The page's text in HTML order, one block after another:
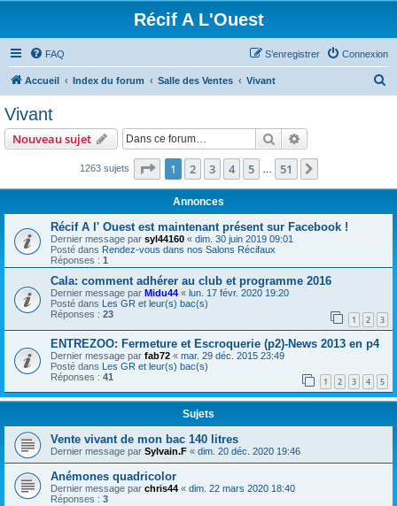
Récif A L'Ouest
FAQ Connexion
S’enregistrer
Accueil Index du forum Salle des Ventes Vivant
r
Vivant
Nouveau sujet Rechercher
1263 sujets Page 1sur51
1 2 3 4 5 51
Annonces
Récif A l' Ouest est maintenant présent sur Facebook !
Dernier message par syl44160 « dim. 30 juin 2019 09:01
Posté dans Rendez-vous dans nos Salons Récifaux
Réponses : 1
Cala: comment adhérer au club et programme 2016
Dernier message par Midu44 « lun. 17 févr. 2020 19:20
Posté dans Les GR et leur(s) bac(s)
Réponses : 23 1 2 3
ENTREZOO: Fermeture et Escroquerie (p2)-News 2013 en p4
Dernier message par fab72 « mar. 29 déc. 2015 23:49
Posté dans Les GR et leur(s) bac(s)
Réponses : 41 1 2 3 4 5
Sujets
Vente vivant de mon bac 140 litres
Dernier message par Sylvain.F « dim. 20 déc. 2020 19:46
Anémones quadricolor
Dernier message par chris44 « dim. 22 mars 2020 18:40
Réponses : 3